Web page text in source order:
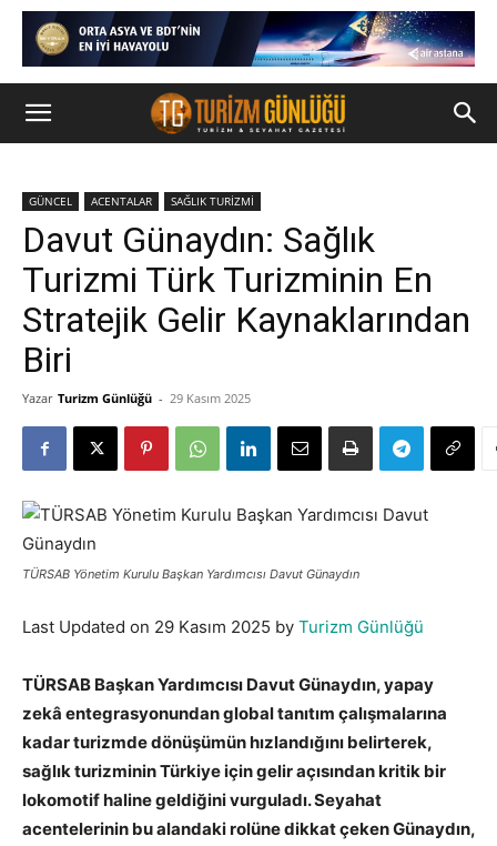
GÜNCEL ACENTALAR SAĞLIK TURİZMİ
Davut Günaydın: Sağlık
Turizmi Türk Turizminin En
Stratejik Gelir Kaynaklarından
Biri
Yazar Turizm Günlüğü - 29 Kasım 2025
TÜRSAB Yönetim Kurulu Başkan Yardımcısı Davut Günaydın
Last Updated on 29 Kasım 2025 by Turizm Günlüğü
TÜRSAB Başkan Yardımcısı Davut Günaydın, yapay
zekâ entegrasyonundan global tanıtım çalışmalarına
kadar turizmde dönüşümün hızlandığını belirterek,
sağlık turizminin Türkiye için gelir açısından kritik bir
lokomotif haline geldiğini vurguladı. Seyahat
acentelerinin bu alandaki rolüne dikkat çeken Günaydın,